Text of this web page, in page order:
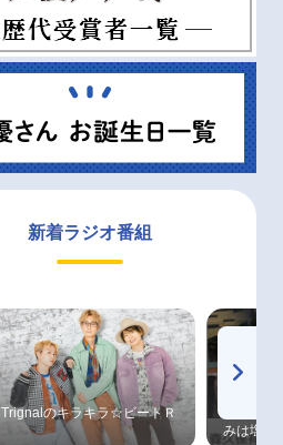
新着ラジオ番組
Trignalのキラキラ☆ビートＲ
みは塩だけ